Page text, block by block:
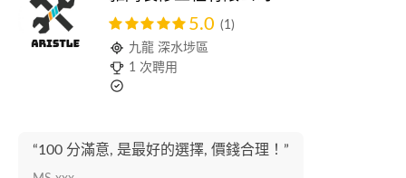
5.0 (1)
九龍 深水埗區
1 次聘用
“100 分滿意, 是最好的選擇, 價錢合理！”